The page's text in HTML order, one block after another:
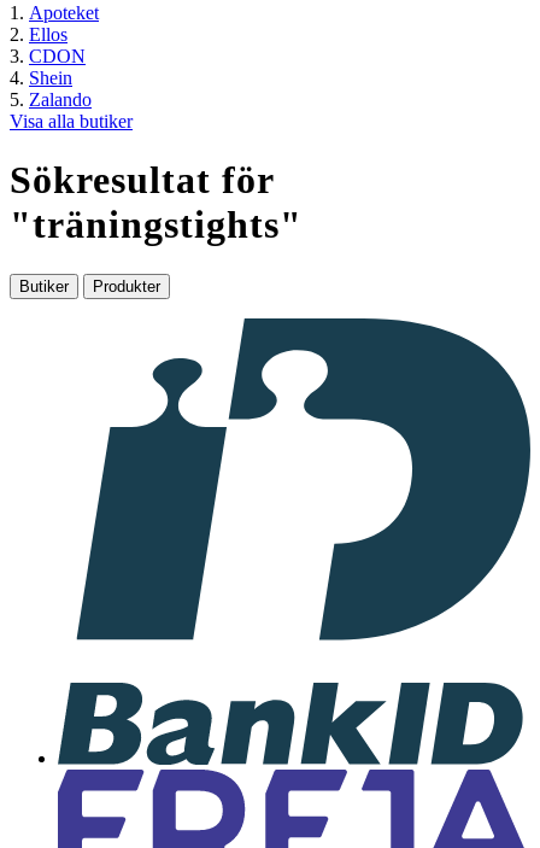
Apoteket
Ellos
CDON
Shein
Zalando
Visa alla butiker
Sökresultat för
"träningstights"
Butiker Produkter